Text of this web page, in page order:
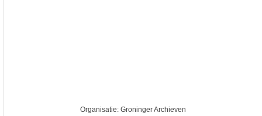
Organisatie: Groninger Archieven